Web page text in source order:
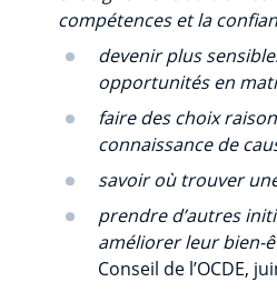
compétences et la
devenir plus
opportunités en
faire des choix
connaissance de
savoir où trouver
prendre d’autres
améliorer leur bien-
Conseil de l’OCDE,